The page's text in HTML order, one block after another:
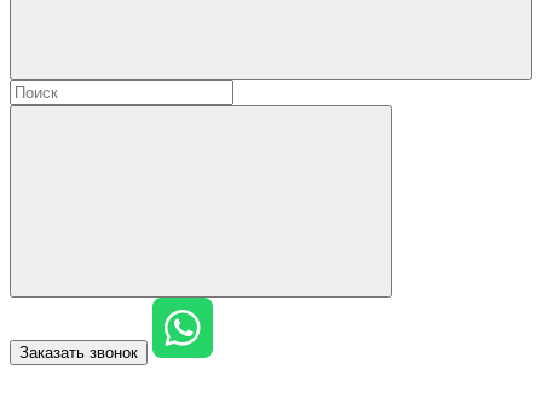
Заказать звонок